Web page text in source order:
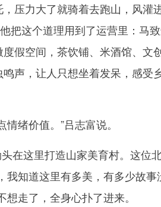
力大了就骑着去跑山，风灌
把这个道理用到了运营里：马
假空间，茶饮铺、米酒馆、文
声，让人只想坐着发呆，感受
绪价值。”吕志富说。
在这里打造山家美育村。这位
我知道这里有多美，有多少故事
走了，全身心扑了进来。